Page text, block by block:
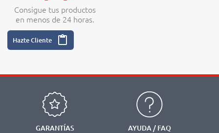
Consigue tus productos
en menos de 24 horas.
Hazte Cliente content_paste
GARANTÍAS AYUDA / FAQ